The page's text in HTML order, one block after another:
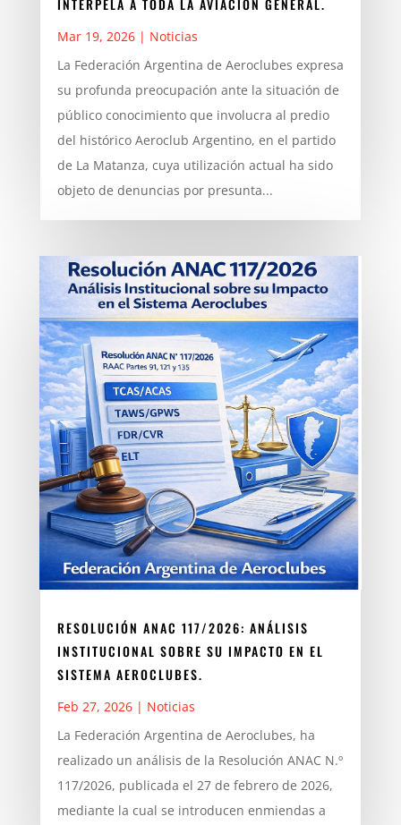
INTERPELA A TODA LA AVIACIÓN GENERAL.
Mar 19, 2026| Noticias
La Federación Argentina de Aeroclubes expresa
su profunda preocupación ante la situación de
público conocimiento que involucra al predio
del histórico Aeroclub Argentino, en el partido
de La Matanza, cuya utilización actual ha sido
objeto de denuncias por presunta...
RESOLUCIÓN ANAC 117/2026: ANÁLISIS
INSTITUCIONAL SOBRE SU IMPACTO EN EL
SISTEMA AEROCLUBES.
Feb 27, 2026| Noticias
La Federación Argentina de Aeroclubes, ha
realizado un análisis de la Resolución ANAC N.º
117/2026, publicada el 27 de febrero de 2026,
mediante la cual se introducen enmiendas a